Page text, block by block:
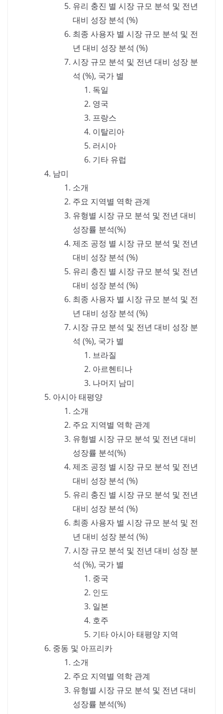
유리 충진 별 시장 규모 분석 및 전년
대비 성장 분석 (%)
최종 사용자 별 시장 규모 분석 및 전
년 대비 성장 분석 (%)
시장 규모 분석 및 전년 대비 성장 분
석 (%), 국가 별
독일
영국
프랑스
이탈리아
러시아
기타 유럽
남미
소개
주요 지역별 역학 관계
유형별 시장 규모 분석 및 전년 대비
성장률 분석(%)
제조 공정 별 시장 규모 분석 및 전년
대비 성장 분석 (%)
유리 충진 별 시장 규모 분석 및 전년
대비 성장 분석 (%)
최종 사용자 별 시장 규모 분석 및 전
년 대비 성장 분석 (%)
시장 규모 분석 및 전년 대비 성장 분
석 (%), 국가 별
브라질
아르헨티나
나머지 남미
아시아 태평양
소개
주요 지역별 역학 관계
유형별 시장 규모 분석 및 전년 대비
성장률 분석(%)
제조 공정 별 시장 규모 분석 및 전년
대비 성장 분석 (%)
유리 충진 별 시장 규모 분석 및 전년
대비 성장 분석 (%)
최종 사용자 별 시장 규모 분석 및 전
년 대비 성장 분석 (%)
시장 규모 분석 및 전년 대비 성장 분
석 (%), 국가 별
중국
인도
일본
호주
기타 아시아 태평양 지역
중동 및 아프리카
소개
주요 지역별 역학 관계
유형별 시장 규모 분석 및 전년 대비
성장률 분석(%)